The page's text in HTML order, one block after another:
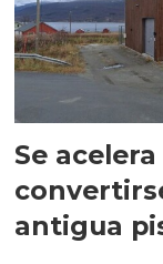
Se
antigua